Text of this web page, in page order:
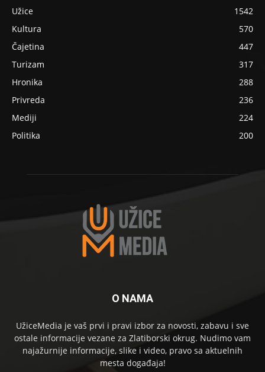
Užice
1542
Kultura
570
Čajetina
447
Turizam
317
Hronika
288
Privreda
236
Mediji
224
Politika
200
O NAMA
UžiceMedia je vaš prvi i pravi izbor za novosti, zabavu i sve
ostale informacije vezane za Zlatiborski okrug. Nudimo vam
najažurnije informacije, slike i video, pravo sa aktuelnih
mesta događaja!